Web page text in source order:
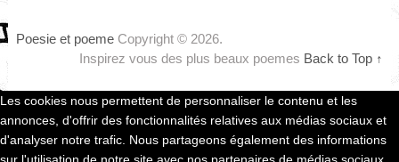
Poesie et poemeCopyright © 2026.
Inspirez vous des plus beaux poemes Back to Top ↑
Les cookies nous permettent de personnaliser le contenu et les
annonces, d'offrir des fonctionnalités relatives aux médias sociaux et
d'analyser notre trafic. Nous partageons également des informations
sur l'utilisation de notre site avec nos partenaires de médias sociaux,